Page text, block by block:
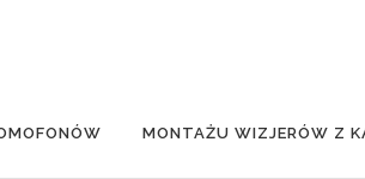
MONTAŻU WIZJERÓW Z